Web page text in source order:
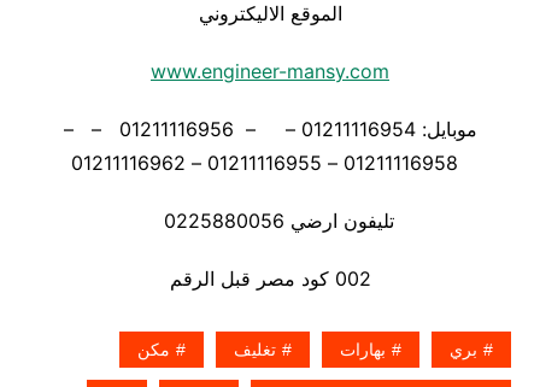
الموقع الاليكتروني
www.engineer-mansy.com
موبايل: 01211116954 – – 01211116956 – –
تليفون ارضي 0225880056
002 كود مصر قبل الرقم
بري بهارات تغليف مكن